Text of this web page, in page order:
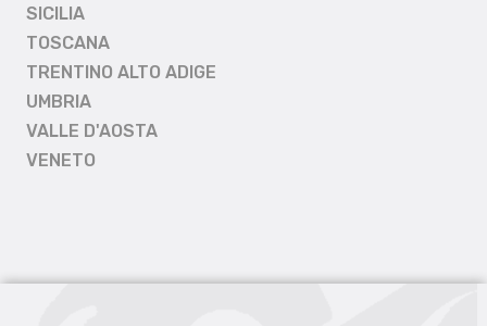
SICILIA
TOSCANA
TRENTINO ALTO ADIGE
UMBRIA
VALLE D'AOSTA
VENETO